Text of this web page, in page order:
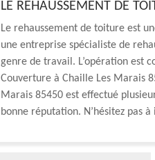
LE REHAUSSEMENT DE
Le rehaussement de toiture est
une entreprise spécialiste de
genre de travail. L’opération est
Couverture à Chaille Les Marais
Marais 85450 est effectué
bonne réputation. N’hésitez pas